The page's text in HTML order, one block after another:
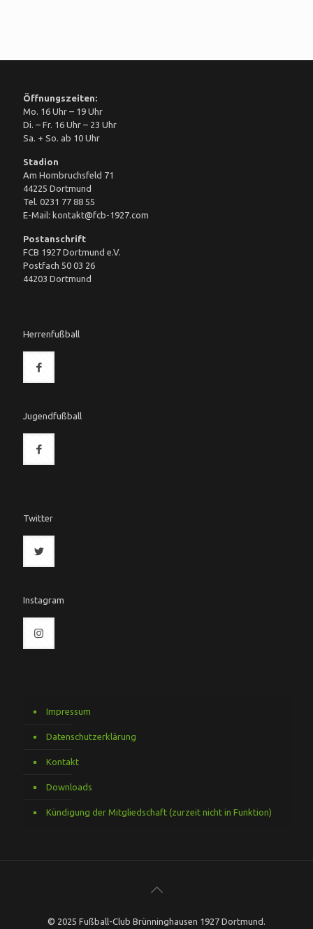
Öffnungszeiten:
Mo. 16 Uhr – 19 Uhr
Di. – Fr. 16 Uhr – 23 Uhr
Sa. + So. ab 10 Uhr
Stadion
Am Hombruchsfeld 71
44225 Dortmund
Tel. 0231 77 88 55
E-Mail: kontakt@fcb-1927.com
Postanschrift
FCB 1927 Dortmund e.V.
Postfach 50 03 26
44203 Dortmund
Herrenfußball
Jugendfußball
Twitter
Instagram
Impressum
Datenschutzerklärung
Kontakt
Downloads
Kündigung der Mitgliedschaft (zurzeit nicht in Funktion)
© 2025 Fußball-Club Brünninghausen 1927 Dortmund.